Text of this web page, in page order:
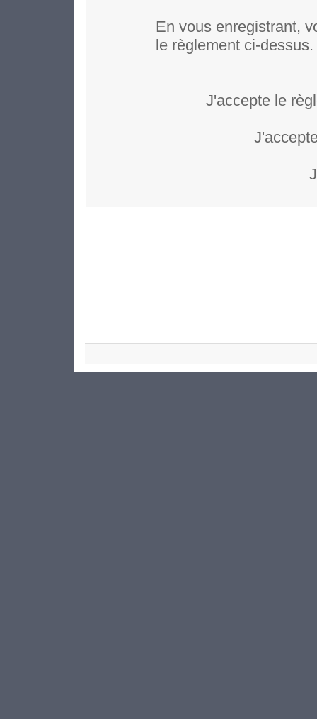
En vous enregistrant,
le règlement ci-dessus.
J'accepte le